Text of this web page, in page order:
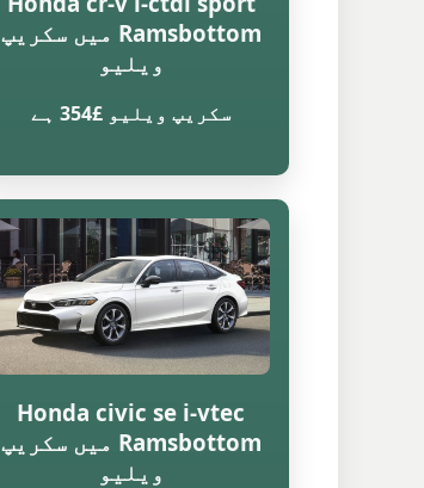
Ramsbottom میں سکریپ
ویلیو
سکریپ ویلیو £354 ہے
Honda civic se i-vtec
Ramsbottom میں سکریپ
ویلیو